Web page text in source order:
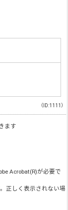
（ID:1111）
ます
Acrobat(R)が必要で
正しく表示されない場